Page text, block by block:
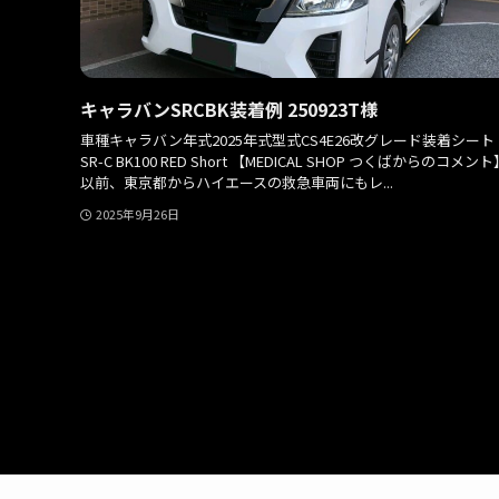
キャラバンSRCBK装着例 250923T様
車種キャラバン年式2025年式型式CS4E26改グレード装着シート
SR-C BK100 RED Short 【MEDICAL SHOP つくばからのコメント
以前、東京都からハイエースの救急車両にもレ...
2025年9月26日